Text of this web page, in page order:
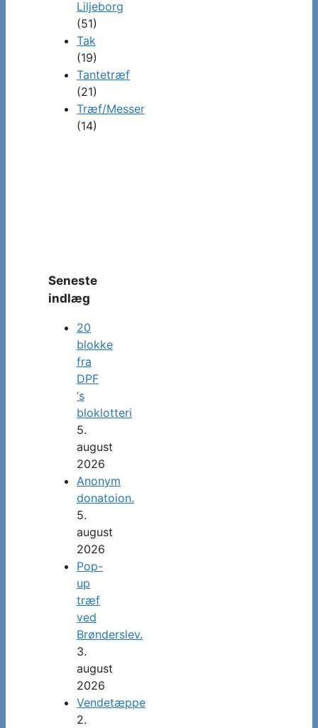
Liljeborg
(51)
Tak
(19)
Tantetræf
(21)
Træf/Messer
(14)
Seneste
indlæg
20
blokke
fra
DPF
‘s
bloklotteri
5.
august
2026
Anonym
donatoion.
5.
august
2026
Pop-
up
træf
ved
Brønderslev.
3.
august
2026
Vendetæppe
2.